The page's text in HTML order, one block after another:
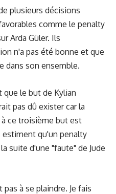
plusieurs décisions
comme le penalty
Arda Güler. Ils
n'a pas été bonne et que
dans son ensemble.
que le but de Kylian
pas dû exister car la
ce troisième but est
estiment qu'un penalty
suite d'une "faute" de Jude
à se plaindre. Je fais